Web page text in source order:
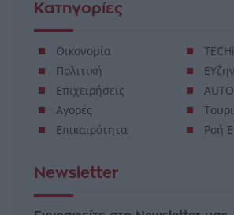
Κατηγορίες
Οικονομία
Πολιτική
Επιχειρήσεις
Αγορές
Επικαιρότητα
ΕΥζην
Ροή
Newsletter